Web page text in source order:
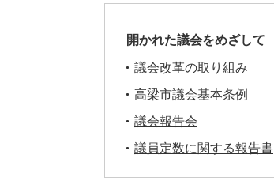
開かれた議会をめざして
議会改革の取り組み
高梁市議会基本条例
議会報告会
議員定数に関する報告書